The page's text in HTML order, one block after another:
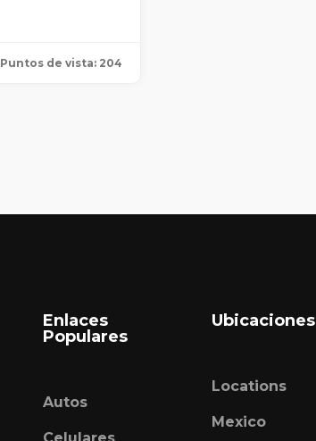
Puntos de vista: 204
Enlaces
Populares
Autos
Ubicaciones
Locations
Mexico